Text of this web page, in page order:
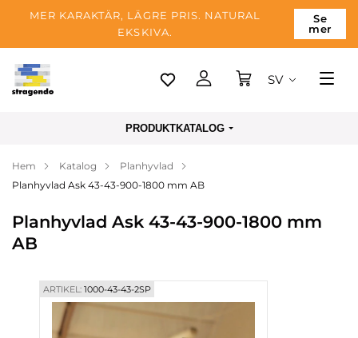
MER KARAKTÄR, LÄGRE PRIS. NATURAL
EKSKIVA.
Se
mer
Tallinn
Betalning
Blogg
SV
PRODUKTKATALOG
Hem Katalog
Planhyvlad
Planhyvlad Ask 43-43-900-1800 mm AB
Planhyvlad Ask 43-43-900-1800 mm
AB
ARTIKEL:1000-43-43-2SP